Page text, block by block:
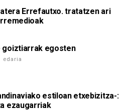
Errefautxo. tratatzen ari
goiztiarrak egosten
edaria
estiloan etxebizitza-:
ezaugarriak